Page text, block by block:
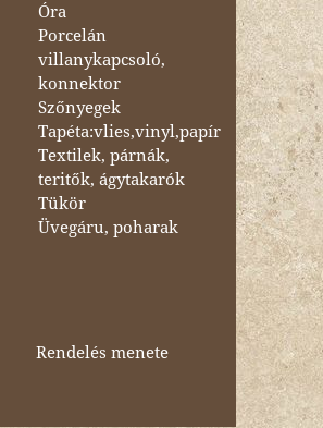
Óra
Porcelán
villanykapcsoló,
konnektor
Szőnyegek
Tapéta:vlies,vinyl,papír
Textilek, párnák,
teritők, ágytakarók
Tükör
Üvegáru, poharak
Rendelés menete